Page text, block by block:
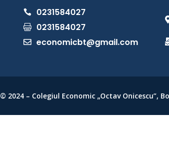
 0231584027
 0231584027
 economicbt@gmail.com
© 2024 – Colegiul Economic „Octav Onicescu”,